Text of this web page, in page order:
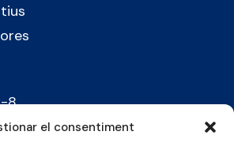
el consentiment
8